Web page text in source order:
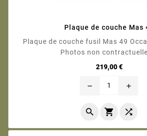
Plaque de couche Mas
Plaque de couche fusil Mas 49 Occasion bon état.
219,00 €Prix
remove add
  